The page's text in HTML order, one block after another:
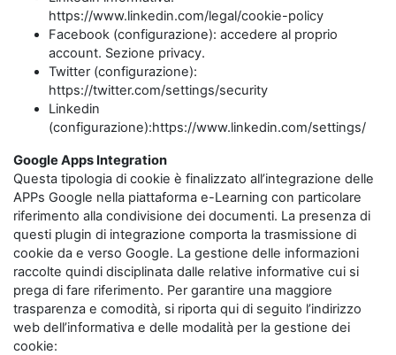
https://www.linkedin.com/legal/cookie-policy
Facebook (configurazione): accedere al proprio
account. Sezione privacy.
Twitter (configurazione):
https://twitter.com/settings/security
Linkedin
(configurazione):https://www.linkedin.com/settings/
Google Apps Integration
Questa tipologia di cookie è finalizzato all’integrazione delle
APPs Google nella piattaforma e-Learning con particolare
riferimento alla condivisione dei documenti. La presenza di
questi plugin di integrazione comporta la trasmissione di
cookie da e verso Google. La gestione delle informazioni
raccolte quindi disciplinata dalle relative informative cui si
prega di fare riferimento. Per garantire una maggiore
trasparenza e comodità, si riporta qui di seguito l’indirizzo
web dell’informativa e delle modalità per la gestione dei
cookie: